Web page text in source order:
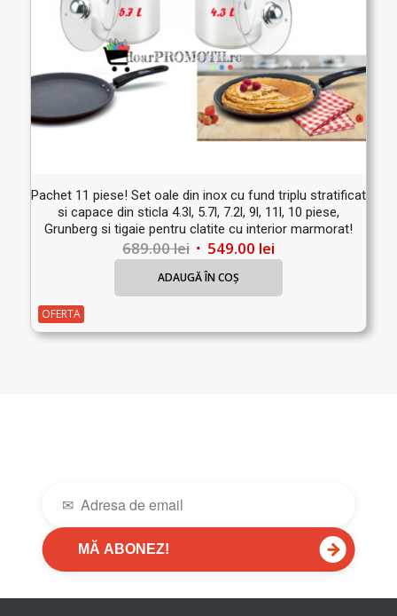
Pachet 11 piese! Set oale din inox cu fund triplu stratificat
si capace din sticla 4.3l, 5.7l, 7.2l, 9l, 11l, 10 piese,
Grunberg si tigaie pentru clatite cu interior marmorat!
689.00lei Prețul
inițial
689.00 lei.
549.00 leiPrețul
curent
este:
ADAUGĂ ÎN COȘ
OFERTA
MĂ ABONEZ! →